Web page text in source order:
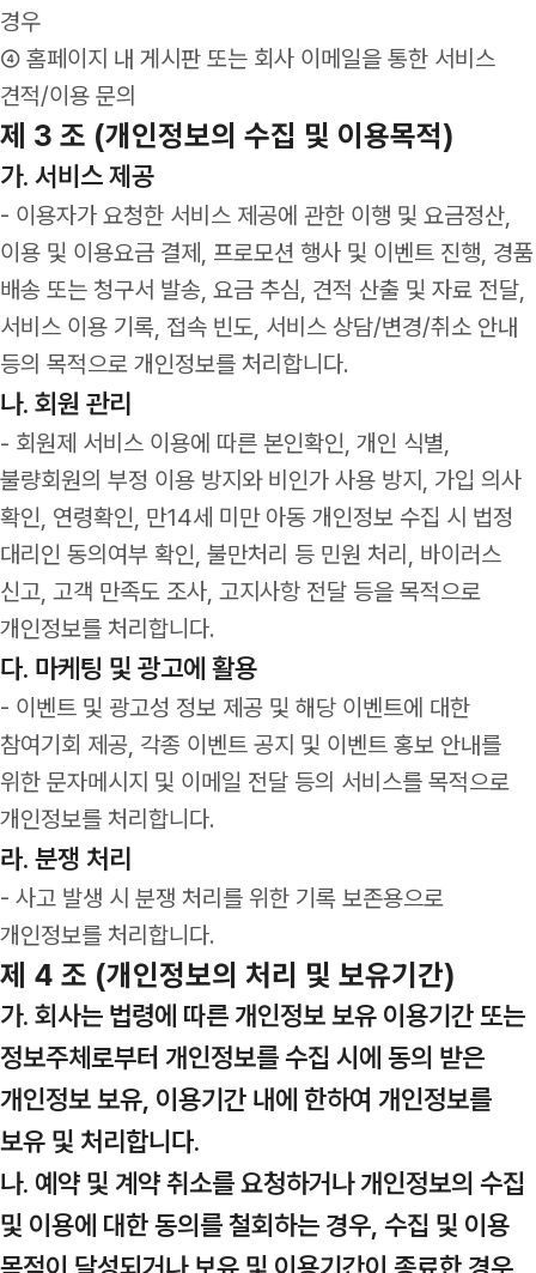
경우
④ 홈페이지 내 게시판 또는 회사 이메일을 통한 서비스
견적/이용 문의
제 3 조 (개인정보의 수집 및 이용목적)
가. 서비스 제공
- 이용자가 요청한 서비스 제공에 관한 이행 및 요금정산,
이용 및 이용요금 결제, 프로모션 행사 및 이벤트 진행, 경품
배송 또는 청구서 발송, 요금 추심, 견적 산출 및 자료 전달,
서비스 이용 기록, 접속 빈도, 서비스 상담/변경/취소 안내
등의 목적으로 개인정보를 처리합니다.
나. 회원 관리
- 회원제 서비스 이용에 따른 본인확인, 개인 식별,
불량회원의 부정 이용 방지와 비인가 사용 방지, 가입 의사
확인, 연령확인, 만14세 미만 아동 개인정보 수집 시 법정
대리인 동의여부 확인, 불만처리 등 민원 처리, 바이러스
신고, 고객 만족도 조사, 고지사항 전달 등을 목적으로
개인정보를 처리합니다.
다. 마케팅 및 광고에 활용
- 이벤트 및 광고성 정보 제공 및 해당 이벤트에 대한
참여기회 제공, 각종 이벤트 공지 및 이벤트 홍보 안내를
위한 문자메시지 및 이메일 전달 등의 서비스를 목적으로
개인정보를 처리합니다.
라. 분쟁 처리
- 사고 발생 시 분쟁 처리를 위한 기록 보존용으로
개인정보를 처리합니다.
제 4 조 (개인정보의 처리 및 보유기간)
가. 회사는 법령에 따른 개인정보 보유 이용기간 또는
정보주체로부터 개인정보를 수집 시에 동의 받은
개인정보 보유, 이용기간 내에 한하여 개인정보를
보유 및 처리합니다.
나. 예약 및 계약 취소를 요청하거나 개인정보의 수집
및 이용에 대한 동의를 철회하는 경우, 수집 및 이용
목적이 달성되거나 보유 및 이용기간이 종료한 경우